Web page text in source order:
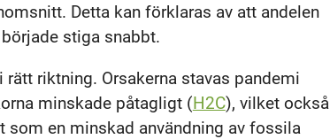
Detta kan förklaras av att andelen
stiga snabbt.
riktning. Orsakerna stavas pandemi
minskade påtagligt (H2C), vilket också
en minskad användning av fossila